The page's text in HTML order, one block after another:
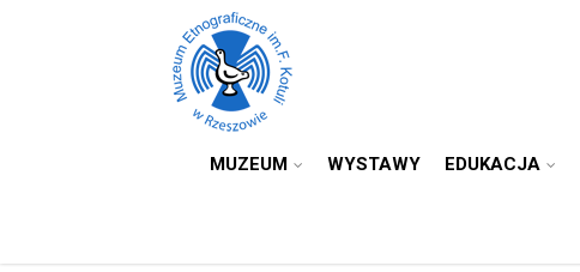
MUZEUM WYSTAWY EDUKACJA